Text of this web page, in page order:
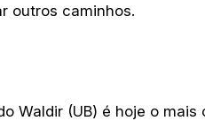
outros caminhos.
Waldir (UB) é hoje o